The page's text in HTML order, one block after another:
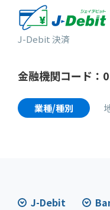
J-Debit 決済
金融機関コード：
業種/種別
J-Debit